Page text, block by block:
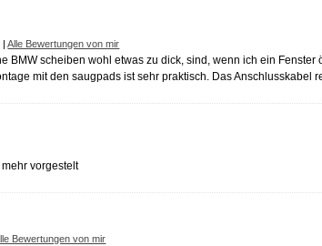
|Alle Bewertungen von mir
BMW scheiben wohl etwas zu dick, sind, wenn ich ein Fenster
mit den saugpads ist sehr praktisch. Das Anschlusskabel
vorgestelt
Bewertungen von mir